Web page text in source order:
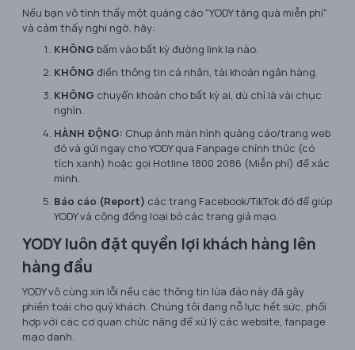
Nếu bạn vô tình thấy một quảng cáo "YODY tặng quà miễn phí"
và cảm thấy nghi ngờ, hãy:
KHÔNG bấm vào bất kỳ đường link lạ nào.
KHÔNG điền thông tin cá nhân, tài khoản ngân hàng.
KHÔNG chuyển khoản cho bất kỳ ai, dù chỉ là vài chục
nghìn.
HÀNH ĐỘNG: Chụp ảnh màn hình quảng cáo/trang web
đó và gửi ngay cho YODY qua Fanpage chính thức (có
tích xanh) hoặc gọi Hotline 1800 2086 (Miễn phí) để xác
minh.
Báo cáo (Report) các trang Facebook/TikTok đó để giúp
YODY và cộng đồng loại bỏ các trang giả mạo.
YODY luôn đặt quyền lợi khách hàng lên
hàng đầu
YODY vô cùng xin lỗi nếu các thông tin lừa đảo này đã gây
phiền toái cho quý khách. Chúng tôi đang nỗ lực hết sức, phối
hợp với các cơ quan chức năng để xử lý các website, fanpage
mạo danh.